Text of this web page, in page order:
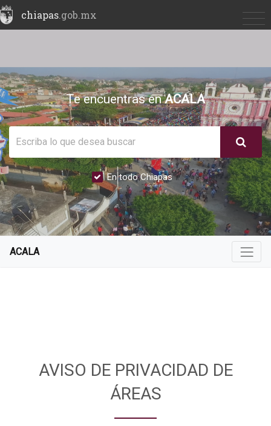
chiapas.gob.mx
Te encuentras enACALA
En todo Chiapas
ACALA
AVISO DE PRIVACIDAD DE
ÁREAS